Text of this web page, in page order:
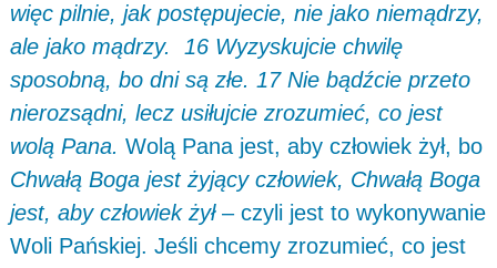
więc pilnie, jak postępujecie, nie jako niemądrzy,
ale jako mądrzy. 16 Wyzyskujcie chwilę
sposobną, bo dni są złe. 17 Nie bądźcie przeto
nierozsądni, lecz usiłujcie zrozumieć, co jest
wolą Pana. Wolą Pana jest, aby człowiek żył, bo
Chwałą Boga jest żyjący człowiek, Chwałą Boga
jest, aby człowiek żył– czyli jest to wykonywanie
Woli Pańskiej. Jeśli chcemy zrozumieć, co jest